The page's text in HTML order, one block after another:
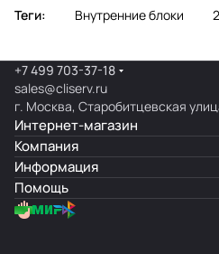
Теги: Внутренние блоки
+7 499 703-37-18
sales@cliserv.ru
г. Москва, Старобитцевская
Интернет-магазин
Компания
Информация
Помощь